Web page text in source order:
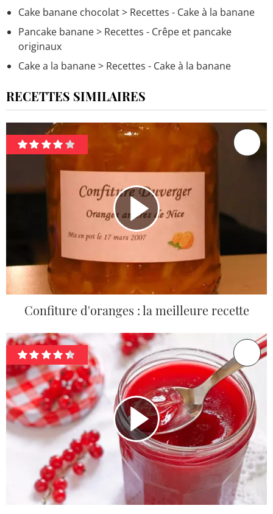
Cake banane chocolat> Recettes - Cake à la banane
Pancake banane> Recettes - Crêpe et pancake
originaux
Cake a la banane> Recettes - Cake à la banane
RECETTES SIMILAIRES
Confiture d'oranges : la meilleure recette